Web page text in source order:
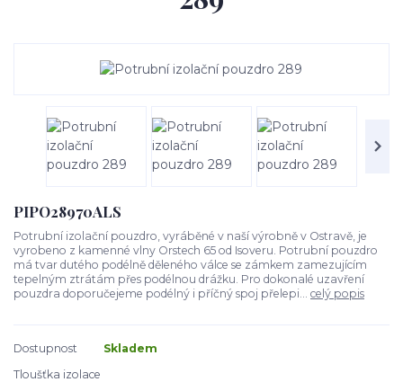
PIPO28970ALS
Potrubní izolační pouzdro, vyráběné v naší výrobně v Ostravě, je
vyrobeno z kamenné vlny Orstech 65 od Isoveru. Potrubní pouzdro
má tvar dutého podélně děleného válce se zámkem zamezujícím
tepelným ztrátám přes podélnou drážku. Pro dokonalé uzavření
pouzdra doporučejeme podélný i příčný spoj přelepi... celý popis
Dostupnost
Skladem
Tloušťka izolace